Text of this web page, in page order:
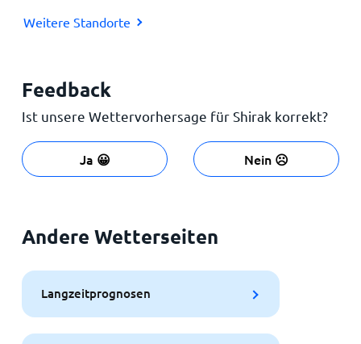
Weitere Standorte
Feedback
Ist unsere Wettervorhersage für Shirak korrekt?
Ja 😀 Nein ☹️
Andere Wetterseiten
Langzeitprognosen